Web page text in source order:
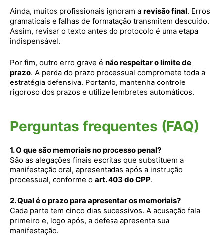
Ainda, muitos profissionais ignoram a revisão final. Erros
gramaticais e falhas de formatação transmitem descuido.
Assim, revisar o texto antes do protocolo é uma etapa
indispensável.
Por fim, outro erro grave é não respeitar o limite de
prazo. A perda do prazo processual compromete toda a
estratégia defensiva. Portanto, mantenha controle
rigoroso dos prazos e utilize lembretes automáticos.
Perguntas frequentes (FAQ)
1. O que são memoriais no processo penal?
São as alegações finais escritas que substituem a
manifestação oral, apresentadas após a instrução
processual, conforme o art. 403 do CPP.
2. Qual é o prazo para apresentar os memoriais?
Cada parte tem cinco dias sucessivos. A acusação fala
primeiro e, logo após, a defesa apresenta sua
manifestação.